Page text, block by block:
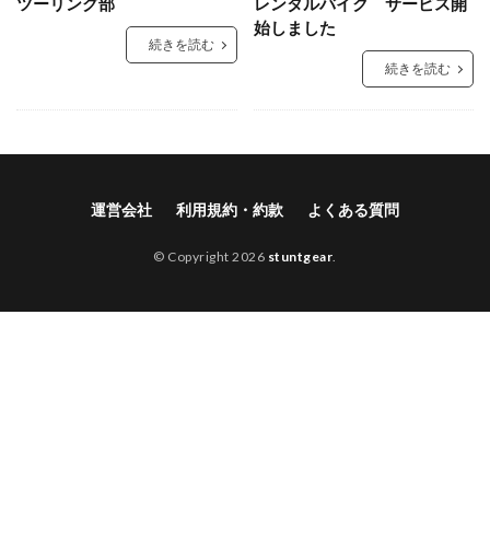
続きを読む
始しました
続きを読む
運営会社 利用規約・約款 よくある質問
© Copyright 2026 stuntgear.